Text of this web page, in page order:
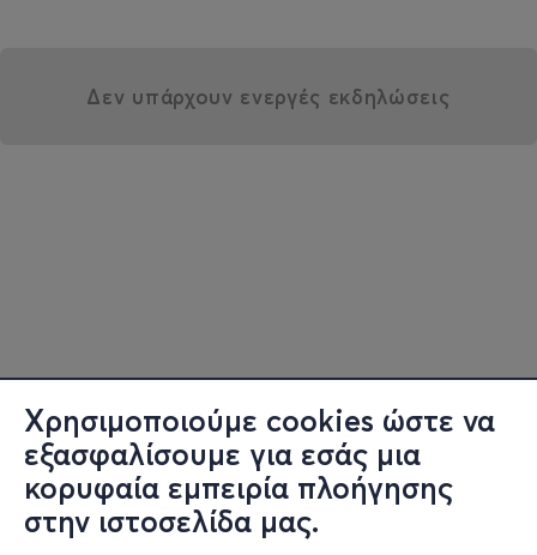
Χρησιμοποιούμε cookies ώστε να
εξασφαλίσουμε για εσάς μια
κορυφαία εμπειρία πλοήγησης
στην ιστοσελίδα μας.
Δεν υπάρχουν ενεργές εκδηλώσεις